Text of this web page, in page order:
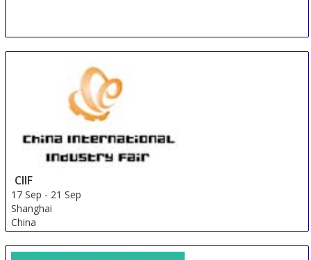
CIIF
17 Sep - 21 Sep
Shanghai
China